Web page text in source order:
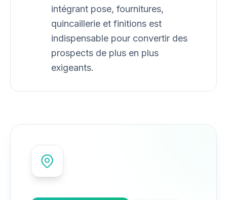
intégrant pose, fournitures,
quincaillerie et finitions est
indispensable pour convertir des
prospects de plus en plus
exigeants.